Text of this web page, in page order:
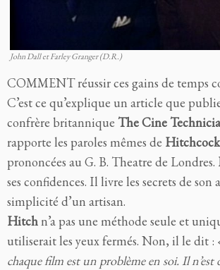
John Dall et Farley Granger (D.R.)
COMMENT réussir ces gains de temps
C’est ce qu’explique un article que
confrère britannique The Cine
rapporte les paroles mêmes de Hitchcock
prononcées au G. B. Theatre de Londres.
ses confidences. Il livre les secrets de son
simplicité d’un artisan.
Hitchn’a pas une méthode seule et
utiliserait les yeux fermés. Non, il le dit :
chaque film est un problème en soi. Il